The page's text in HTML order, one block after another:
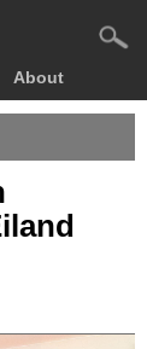
About